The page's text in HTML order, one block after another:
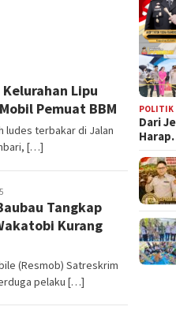
Lipu
Pemuat BBM
ludes terbakar di Jalan
[…]
Tangkap
Kurang
(Resmob) Satreskrim
pelaku […]
POLITIK
Dari